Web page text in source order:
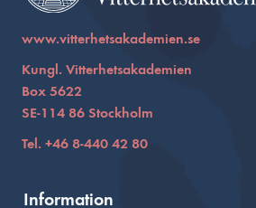
www.vitterhetsakademien.se
Kungl. Vitterhetsakademien
Box 5622
SE-114 86 Stockholm
Tel. +46 8-440 42 80
Information